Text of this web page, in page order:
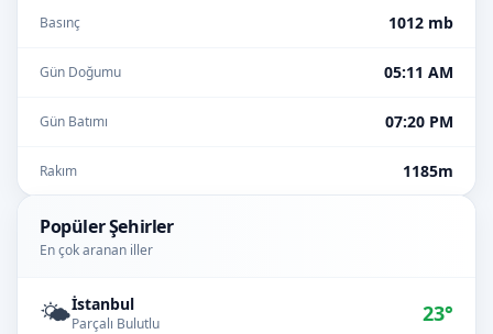
Basınç 1012 mb
Gün Doğumu 05:11 AM
Gün Batımı 07:20 PM
Rakım 1185m
Popüler Şehirler
En çok aranan iller
🌤️İstanbul
Parçalı Bulutlu 23°